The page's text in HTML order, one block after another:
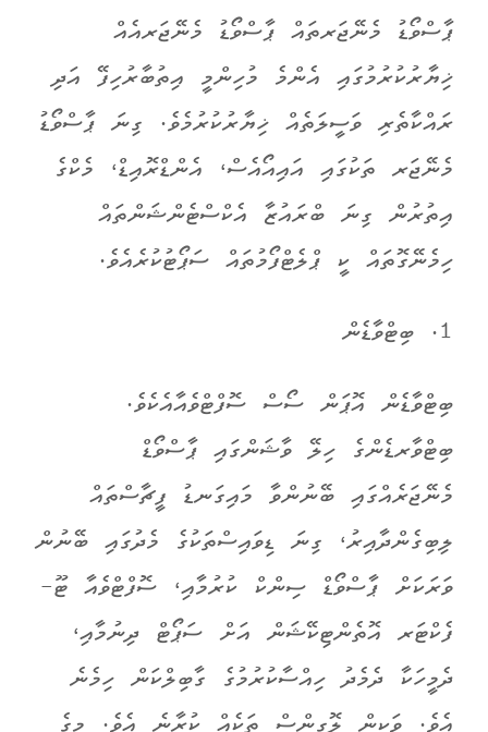
ޕާސްވޯޑު މެނޭޖަރތައް ޕާސްވޯޑު މެނޭޖަރއެއް
ޚިޔާރުކުރުމުގައި އެންމެ މުހިންމީ އިތުބާރުހިފޭ އަދި
ރައްކާތެރި ވަސީލަތެއް ޚިޔާރުކުރުމެވެ. ގިނަ ޕާސްވޯޑު
މެނޭޖަރ ތަކުގައި އައިއޯއެސް، އެންޑްރޮއިޑް، މެކްގެ
އިތުރުން ގިނަ ބްރައުޒާ އެކްސްޓެންޝަންތައް
ހިމެނޭގޮތައް ކީ ޕްލެޓްފޯމުތައް ސަޕޯޓުކުރެއެވެ.
1. ބިޓްވާޑެން
ބިޓްވާޑެން އޮޕަން ސޯސް ސޮފްޓްވެއާއެކެވެ.
ބިޓްވާރޑެންގެ ހިލޭ ވާޝަންގައި ޕާސްވޯޑް
މެނޭޖަރެއްގައި ބޭނުންވާ މައިގަނޑު ފީޗާސްތައް
ލިބިގެންދާއިރު، ގިނަ ޑިވައިސްތަކުގެ މެދުގައި ބޭނުން
ވަރަކަށް ޕާސްވޯޑް ސިންކް ކުރުމާއި، ސޮފްޓްވެއާ ޓޫ-
ފެކްޓަރ އޮތެންޓިކޭޝަން އަށް ސަޕޯޓް ދިނުމާއި،
ދެމީހަކާ ދެމެދު ހިއްސާކުރުމުގެ ގާބިލްކަން ހިމެނެ